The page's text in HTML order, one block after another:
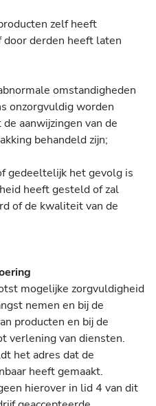
zelf heeft
derden heeft laten
omstandigheden
onzorgvuldig worden
aanwijzingen van de
behandeld zijn;
gedeeltelijk het gevolg is
heeft gesteld of zal
of de kwaliteit van de
mogelijke zorgvuldigheid
nemen en bij de
producten en bij de
verlening van diensten.
het adres dat de
heeft gemaakt.
hierover in lid 4 van dit